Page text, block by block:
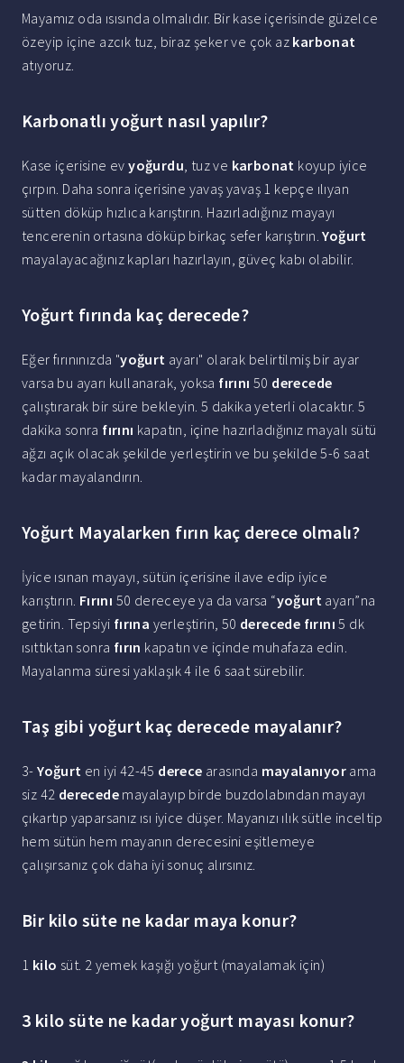
Mayamız oda ısısında olmalıdır. Bir kase içerisinde güzelce
özeyip içine azcık tuz, biraz şeker ve çok az karbonat
atıyoruz.
Karbonatlı yoğurt nasıl yapılır?
Kase içerisine evyoğurdu, tuz ve karbonat koyup iyice
çırpın. Daha sonra içerisine yavaş yavaş 1 kepçe ılıyan
sütten döküp hızlıca karıştırın. Hazırladığınız mayayı
tencerenin ortasına döküp birkaç sefer karıştırın.Yoğurt
mayalayacağınız kapları hazırlayın, güveç kabı olabilir.
Yoğurt fırında kaç derecede?
Eğer fırınınızda "yoğurt ayarı" olarak belirtilmiş bir ayar
varsa bu ayarı kullanarak, yoksa fırını 50 derecede
çalıştırarak bir süre bekleyin. 5 dakika yeterli olacaktır. 5
dakika sonra fırını kapatın, içine hazırladığınız mayalı sütü
ağzı açık olacak şekilde yerleştirin ve bu şekilde 5-6 saat
kadar mayalandırın.
Yoğurt Mayalarken fırın kaç derece olmalı?
İyice ısınan mayayı, sütün içerisine ilave edip iyice
karıştırın. Fırını 50 dereceye ya da varsa “yoğurt ayarı”na
getirin. Tepsiyi fırına yerleştirin, 50 derecede fırını 5 dk
ısıttıktan sonra fırın kapatın ve içinde muhafaza edin.
Mayalanma süresi yaklaşık 4 ile 6 saat sürebilir.
Taş gibi yoğurt kaç derecede mayalanır?
3-Yoğurt en iyi 42-45 derece arasında mayalanıyor ama
siz 42 derecede mayalayıp birde buzdolabından mayayı
çıkartıp yaparsanız ısı iyice düşer. Mayanızı ılık sütle inceltip
hem sütün hem mayanın derecesini eşitlemeye
çalışırsanız çok daha iyi sonuç alırsınız.
Bir kilo süte ne kadar maya konur?
1 kilo süt. 2 yemek kaşığı yoğurt (mayalamak için)
3 kilo süte ne kadar yoğurt mayası konur?